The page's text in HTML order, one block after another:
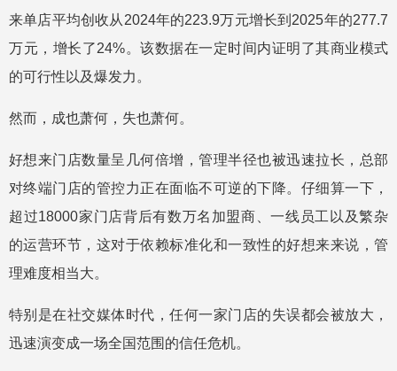
来单店平均创收从2024年的223.9万元增长到2025年的277.7
万元，增长了24%。该数据在一定时间内证明了其商业模式
的可行性以及爆发力。
然而，成也萧何，失也萧何。
好想来门店数量呈几何倍增，管理半径也被迅速拉长，总部
对终端门店的管控力正在面临不可逆的下降。仔细算一下，
超过18000家门店背后有数万名加盟商、一线员工以及繁杂
的运营环节，这对于依赖标准化和一致性的好想来来说，管
理难度相当大。
特别是在社交媒体时代，任何一家门店的失误都会被放大，
迅速演变成一场全国范围的信任危机。